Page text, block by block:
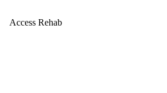
Access Rehab